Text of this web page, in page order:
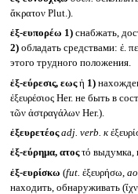
ἄκρατον Plut.).
ἐξ-ευπορέω 1)снабжать,
2)обладать средствами: ἐ.
этого трудного положения.
ἐξ-εύρεσις, εωςἡ 1)
ἐξευρέσιος Her. не быть в
τῶν ἀστραγάλων Her.).
ἐξευρετέος adj. verb. к
ἐξ-εύρημα, ατοςτό выдумка,
ἐξ-ευρίσκω (fut. ἐξευρήσω,
находить, обнаруживать